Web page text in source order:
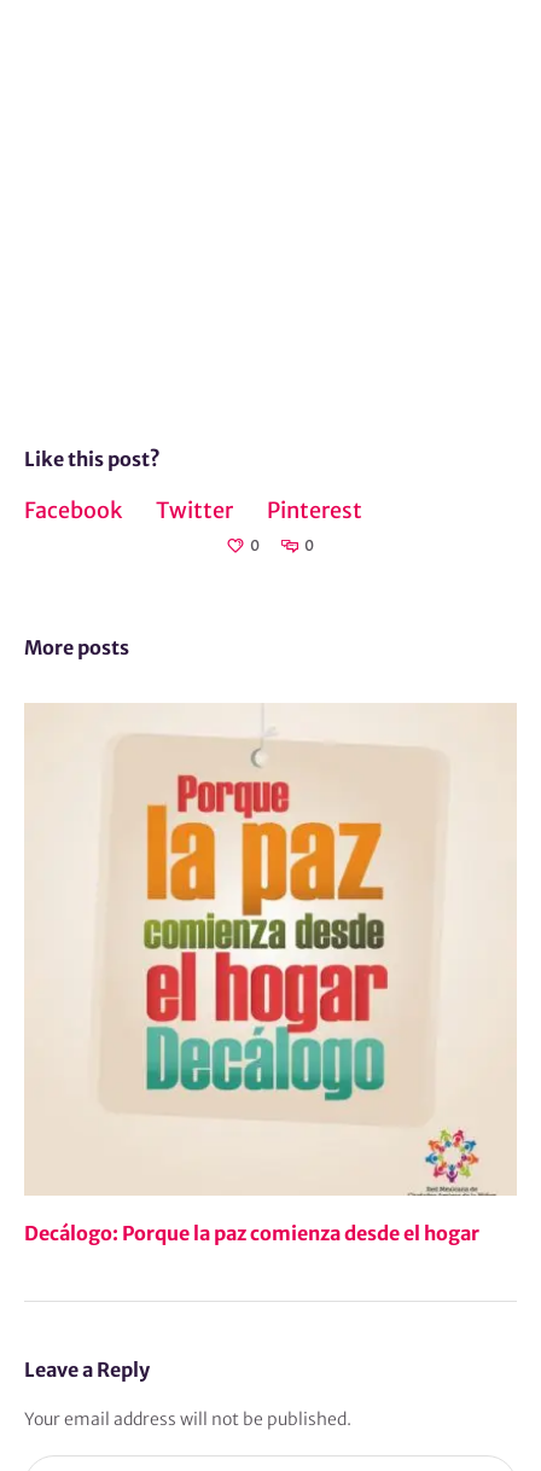
Like this post?
Facebook Twitter Pinterest
0 0
More posts
Decálogo: Porque la paz comienza desde el hogar
Leave a Reply
Your email address will not be published.